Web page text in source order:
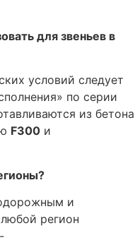
для звеньев в
условий следует
по серии
из бетона
F300 и
и
регион